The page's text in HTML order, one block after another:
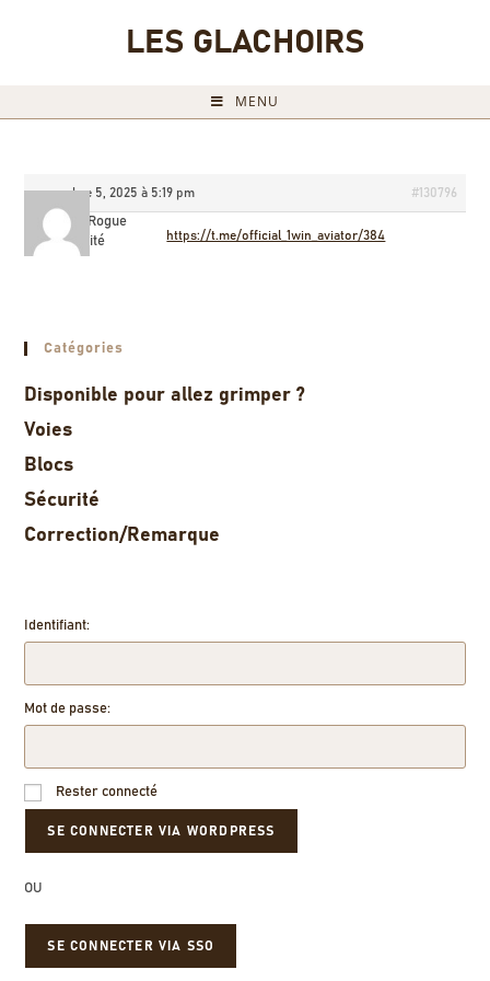
LES GLACHOIRS
MENU
novembre 5, 2025 à 5:19 pm #130796
RouletteRogue
Invité
https://t.me/official_1win_aviator/384
Catégories
Disponible pour allez grimper ?
Voies
Blocs
Sécurité
Correction/Remarque
Identifiant:
Mot de passe:
Rester connecté
OU
SE CONNECTER VIA SSO